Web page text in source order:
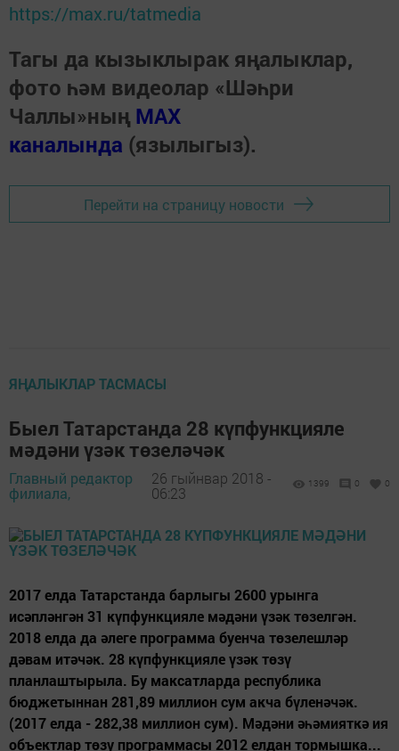
https://max.ru/tatmedia
Тагы да кызыклырак яңалыклар,
фото һәм видеолар «Шәһри
Чаллы»ның MAX
каналында (язылыгыз).
Перейти на страницу новости
ЯҢАЛЫКЛАР ТАСМАСЫ
Быел Татарстанда 28 күпфункцияле
мәдәни үзәк төзеләчәк
Главный редактор
филиала,
26 гыйнвар 2018 -
06:23
1399 0 0
2017 елда Татарстанда барлыгы 2600 урынга
исәпләнгән 31 күпфункцияле мәдәни үзәк төзелгән.
2018 елда да әлеге программа буенча төзелешләр
дәвам итәчәк. 28 күпфункцияле үзәк төзү
планлаштырыла. Бу максатларда республика
бюджетыннан 281,89 миллион сум акча бүленәчәк.
(2017 елда - 282,38 миллион сум). Мәдәни әһәмияткә ия
объектлар төзү программасы 2012 елдан тормышка...